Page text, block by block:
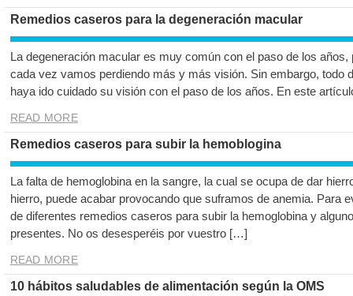
Remedios caseros para la degeneración macular
La degeneración macular es muy común con el paso de los
cada vez vamos perdiendo más y más visión. Sin embargo, todo
haya ido cuidado su visión con el paso de los años. En este
READ MORE
Remedios caseros para subir la hemoblogina
La falta de hemoglobina en la sangre, la cual se ocupa de dar
hierro, puede acabar provocando que suframos de anemia. Para
de diferentes remedios caseros para subir la hemoglobina y
presentes. No os desesperéis por vuestro […]
READ MORE
10 hábitos saludables de alimentación según la OMS